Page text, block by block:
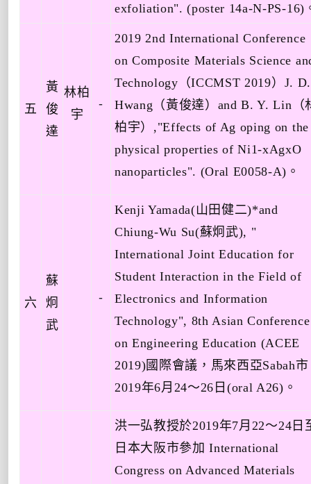
exfoliation". (poster 14a-N-PS-16)
五
黃
俊
達
林柏
宇
-
2019 2nd International Conference
on Composite Materials Science
Technology （ICCMST 2019） J. D.
Hwang （黃俊達） and B. Y. Lin （
柏宇） ,"Effects of Ag oping on the
physical properties of Ni1-xAgxO
nanoparticles". (Oral E0058-A) 。
六
蘇
炯
武
-
Kenji Yamada(山田健二)*and
Chiung-Wu Su(蘇炯武), "
International Joint Education for
Student Interaction in the Field of
Electronics and Information
Technology", 8th Asian Conference
on Engineering Education (ACEE
2019)國際會議，馬來西亞Sabah
2019年6月 24～26 日 (oral A26) 。
洪一弘教授於2019年7月 22～24 日
日本大阪市參加 International
Congress on Advanced Materials